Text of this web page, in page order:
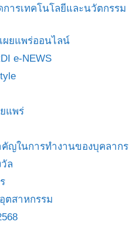
ารเทคโนโลยีและนวัตกรรม
ผยแพร่ออนไลน์
e-NEWS
ยแพร่
คัญในการทำงานของบุคลากร
ล
ตสาหกรรม